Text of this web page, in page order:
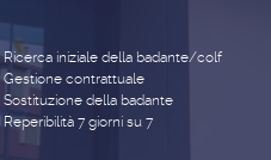
Ricerca iniziale della badante/colf
Gestione contrattuale
Sostituzione della badante
Reperibilità 7 giorni su 7